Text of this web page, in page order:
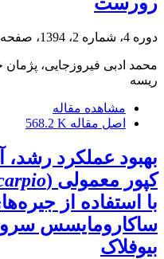
دوره 4، شماره 2، 1394، صفحه
محمد ادبی فیروزجایی، پژمان
ریسه
مشاهده مقاله
اصل مقاله 568.2 K
بهبود عملکرد
کپور معمولی (
با استفاده از
ساکارومایسس
بیوفلاک